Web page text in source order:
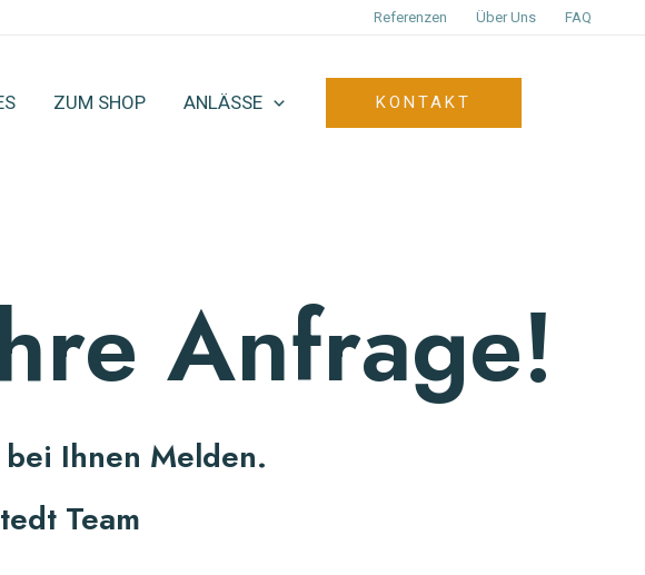
Referenzen Über Uns FAQ
ZUM SHOP ANLÄSSE KONTAKT
Anfrage!
Ihnen Melden.
Team